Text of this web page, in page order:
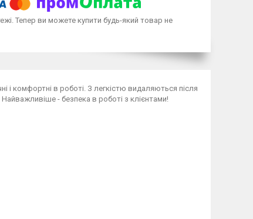
Тепер ви можете купити будь-який товар не
і комфортні в роботі. З легкістю видаляються після
- безпека в роботі з клієнтами!